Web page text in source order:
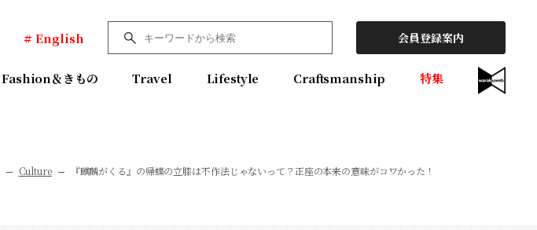
# English 会員登録案内
Fashion＆きもの Travel Lifestyle Craftsmanship 特集
Culture 『麒麟がくる』の帰蝶の立膝は不作法じゃないって？正座の本来の意味がコワかった！